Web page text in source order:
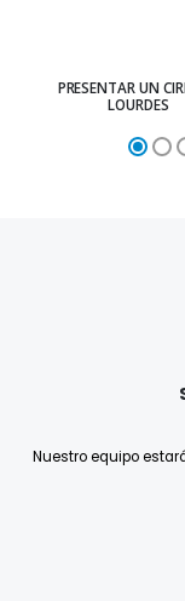
PRESENTAR UN
LOURDES
Nuestro equipo